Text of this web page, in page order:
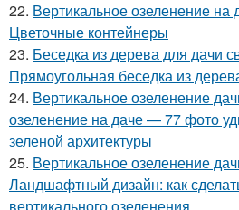
22. Вертикальное озеленение на
Цветочные контейнеры
23. Беседка из дерева для дачи
Прямоугольная беседка из
24. Вертикальное озеленение
озеленение на даче — 77 фото
зеленой архитектуры
25. Вертикальное озеленение
Ландшафтный дизайн: как